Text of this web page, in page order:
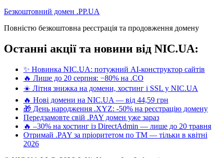
Безкоштовний домен .PP.UA
Повністю безкоштовна реєстрація та продовження домену
Останні акції та новини від NIC.UA:
✨ Новинка NIC.UA: потужний AI-конструктор сайтів
🔥 Лише до 20 серпня: −80% на .CO
☀️ Літня знижка на домени, хостинг і SSL у NIC.UA
🔥 Нові домени на NIC.UA — від 44,59 грн
🎁 День народження .XYZ: -50% на реєстрацію домену
Передзамовте свій .PAY домен уже зараз
🔥 –30% на хостинг із DirectAdmin — лише до 20 травня
Отримай .PAY за пріоритетом по ТМ — тільки в квітні
2026